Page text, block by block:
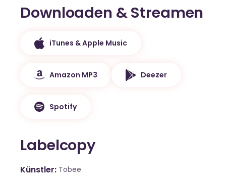
Downloaden & Streamen
iTunes & Apple Music
Amazon MP3 Deezer
Spotify
Labelcopy
Künstler Tobee